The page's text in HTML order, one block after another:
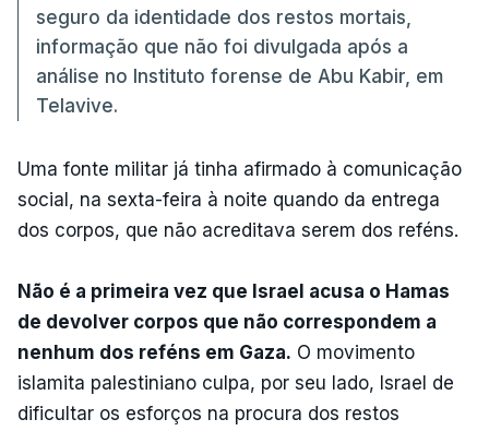
seguro da identidade dos restos mortais,
informação que não foi divulgada após a
análise no Instituto forense de Abu Kabir, em
Telavive.
Uma fonte militar já tinha afirmado à comunicação
social, na sexta-feira à noite quando da entrega
dos corpos, que não acreditava serem dos reféns.
Não é a primeira vez que Israel acusa o Hamas
de devolver corpos que não correspondem a
nenhum dos reféns em Gaza. O movimento
islamita palestiniano culpa, por seu lado, Israel de
dificultar os esforços na procura dos restos